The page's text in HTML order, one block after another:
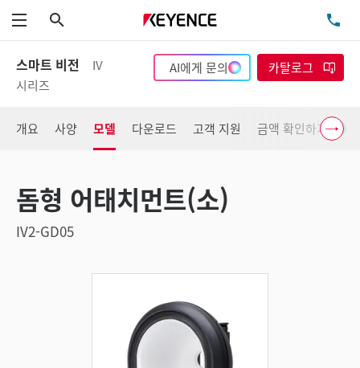
메뉴
스마트 비전
IV
시리즈
AI에게 문의 카탈로그
개요 사양 모델 다운로드 고객 지원 금액 확인하기
돔형 어태치먼트(소)
IV2-GD05